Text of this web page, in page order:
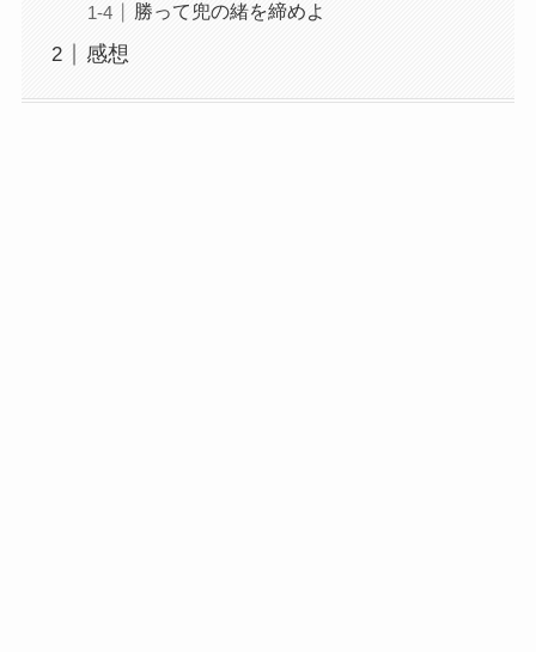
勝って兜の緒を締めよ
感想